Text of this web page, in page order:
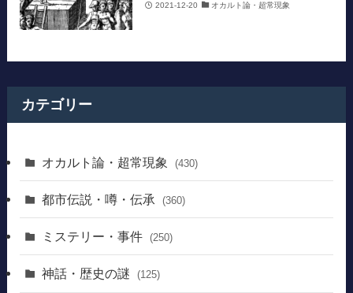
2021-12-20 オカルト論・超常現象
カテゴリー
オカルト論・超常現象 (430)
都市伝説・噂・伝承 (360)
ミステリー・事件 (250)
神話・歴史の謎 (125)